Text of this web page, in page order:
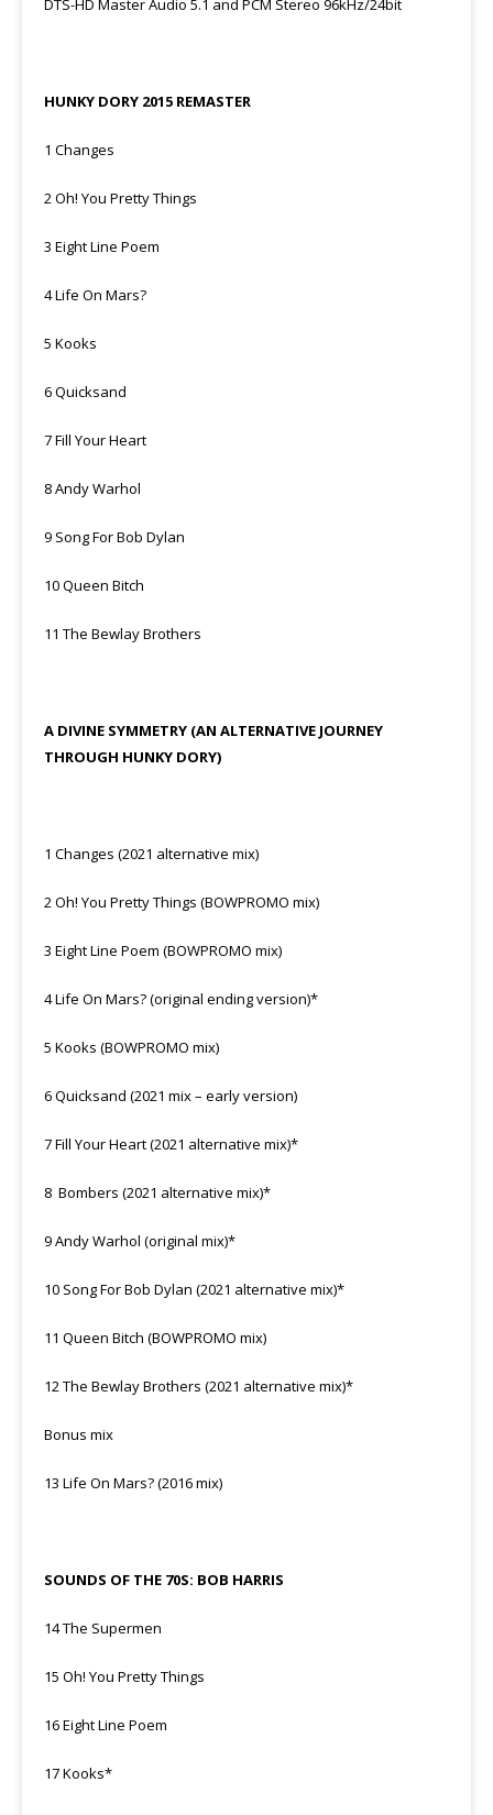
DTS-HD Master Audio 5.1 and PCM Stereo 96kHz/24bit
HUNKY DORY 2015 REMASTER
1 Changes
2 Oh! You Pretty Things
3 Eight Line Poem
4 Life On Mars?
5 Kooks
6 Quicksand
7 Fill Your Heart
8 Andy Warhol
9 Song For Bob Dylan
10 Queen Bitch
11 The Bewlay Brothers
A DIVINE SYMMETRY (AN ALTERNATIVE JOURNEY
THROUGH HUNKY DORY)
1 Changes (2021 alternative mix)
2 Oh! You Pretty Things (BOWPROMO mix)
3 Eight Line Poem (BOWPROMO mix)
4 Life On Mars? (original ending version)*
5 Kooks (BOWPROMO mix)
6 Quicksand (2021 mix – early version)
7 Fill Your Heart (2021 alternative mix)*
8 Bombers (2021 alternative mix)*
9 Andy Warhol (original mix)*
10 Song For Bob Dylan (2021 alternative mix)*
11 Queen Bitch (BOWPROMO mix)
12 The Bewlay Brothers (2021 alternative mix)*
Bonus mix
13 Life On Mars? (2016 mix)
SOUNDS OF THE 70S: BOB HARRIS
14 The Supermen
15 Oh! You Pretty Things
16 Eight Line Poem
17 Kooks*